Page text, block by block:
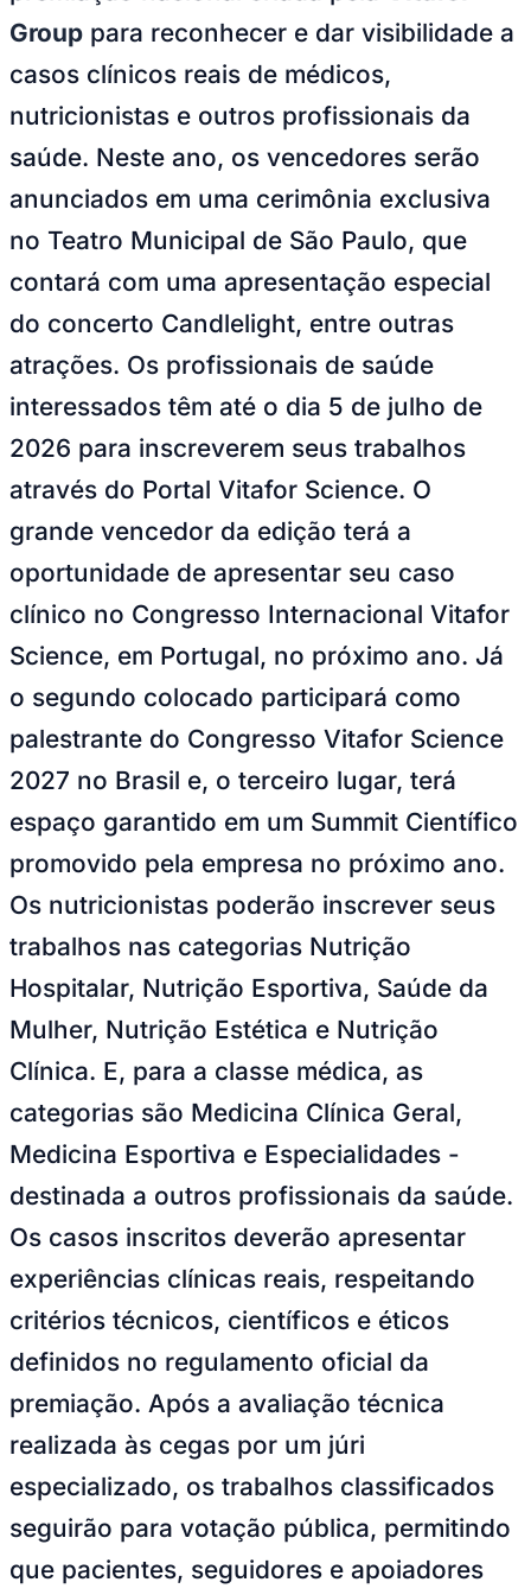
Mundial 2026
Times - Ir direto
Corinthians
Palmeiras
Group para reconhecer e dar visibilidade a
casos clínicos reais de médicos,
nutricionistas e outros profissionais da
saúde. Neste ano, os vencedores serão
anunciados em uma cerimônia exclusiva
no Teatro Municipal de São Paulo, que
contará com uma apresentação especial
do concerto Candlelight, entre outras
atrações. Os profissionais de saúde
interessados têm até o dia 5 de julho de
2026 para inscreverem seus trabalhos
através do Portal Vitafor Science. O
grande vencedor da edição terá a
oportunidade de apresentar seu caso
clínico no Congresso Internacional Vitafor
Science, em Portugal, no próximo ano. Já
o segundo colocado participará como
palestrante do Congresso Vitafor Science
2027 no Brasil e, o terceiro lugar, terá
espaço garantido em um Summit Científico
promovido pela empresa no próximo ano.
Os nutricionistas poderão inscrever seus
trabalhos nas categorias Nutrição
Hospitalar, Nutrição Esportiva, Saúde da
Mulher, Nutrição Estética e Nutrição
Clínica. E, para a classe médica, as
categorias são Medicina Clínica Geral,
Medicina Esportiva e Especialidades -
destinada a outros profissionais da saúde.
Os casos inscritos deverão apresentar
experiências clínicas reais, respeitando
critérios técnicos, científicos e éticos
definidos no regulamento oficial da
premiação. Após a avaliação técnica
realizada às cegas por um júri
especializado, os trabalhos classificados
seguirão para votação pública, permitindo
que pacientes, seguidores e apoiadores